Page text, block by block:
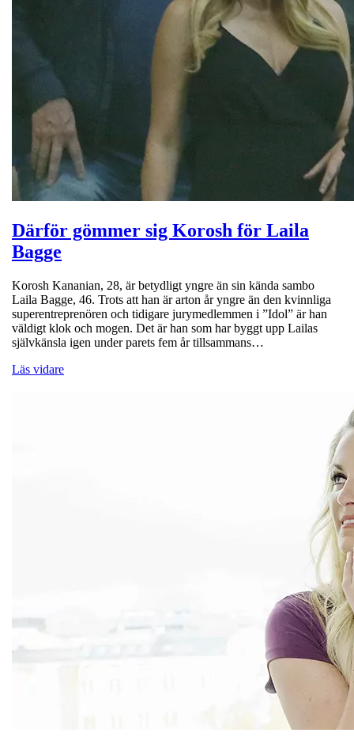
Därför gömmer sig Korosh för Laila
Bagge
Korosh Kananian, 28, är betydligt yngre än sin kända sambo
Laila Bagge, 46. Trots att han är arton år yngre än den kvinnliga
superentreprenören och tidigare jurymedlemmen i ”Idol” är han
väldigt klok och mogen. Det är han som har byggt upp Lailas
självkänsla igen under parets fem år tillsammans…
Läs vidare